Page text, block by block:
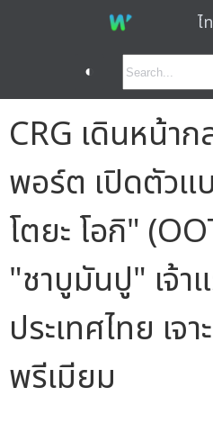
ไ
◐
CRG เดินหน้า
พอร์ต เปิดตัวแ
โตยะ โอกิ"
"ชาบูมันปู" เจ้า
ประเทศไทย เจ
พรีเมียม